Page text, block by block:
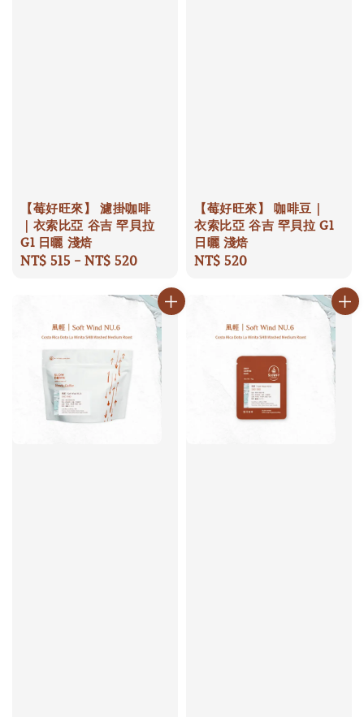
【莓好旺來】 濾掛咖啡
｜衣索比亞 谷吉 罕貝拉
G1 日曬 淺焙
Regular
NT$ 515 -NT$ 520
【莓好旺來】 咖啡豆｜
衣索比亞 谷吉 罕貝拉 G1
日曬 淺焙
Regular
NT$ 520